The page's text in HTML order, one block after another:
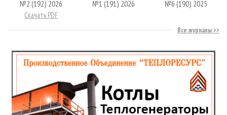
№2 (192) 2026
Скачать PDF
№1 (191) 2026 №6 (190) 2025
Все журналы